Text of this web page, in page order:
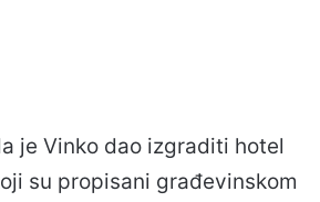
je Vinko dao izgraditi hotel
su propisani građevinskom